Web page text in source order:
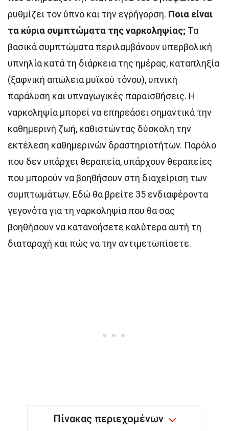
ρυθμίζει τον ύπνο και την εγρήγορση. Ποια είναι
τα κύρια συμπτώματα της ναρκοληψίας; Τα
βασικά συμπτώματα περιλαμβάνουν υπερβολική
υπνηλία κατά τη διάρκεια της ημέρας, καταπληξία
(ξαφνική απώλεια μυϊκού τόνου), υπνική
παράλυση και υπναγωγικές παραισθήσεις. Η
ναρκοληψία μπορεί να επηρεάσει σημαντικά την
καθημερινή ζωή, καθιστώντας δύσκολη την
εκτέλεση καθημερινών δραστηριοτήτων. Παρόλο
που δεν υπάρχει θεραπεία, υπάρχουν θεραπείες
που μπορούν να βοηθήσουν στη διαχείριση των
συμπτωμάτων. Εδώ θα βρείτε 35 ενδιαφέροντα
γεγονότα για τη ναρκοληψία που θα σας
βοηθήσουν να κατανοήσετε καλύτερα αυτή τη
διαταραχή και πώς να την αντιμετωπίσετε.
Πίνακας περιεχομένων